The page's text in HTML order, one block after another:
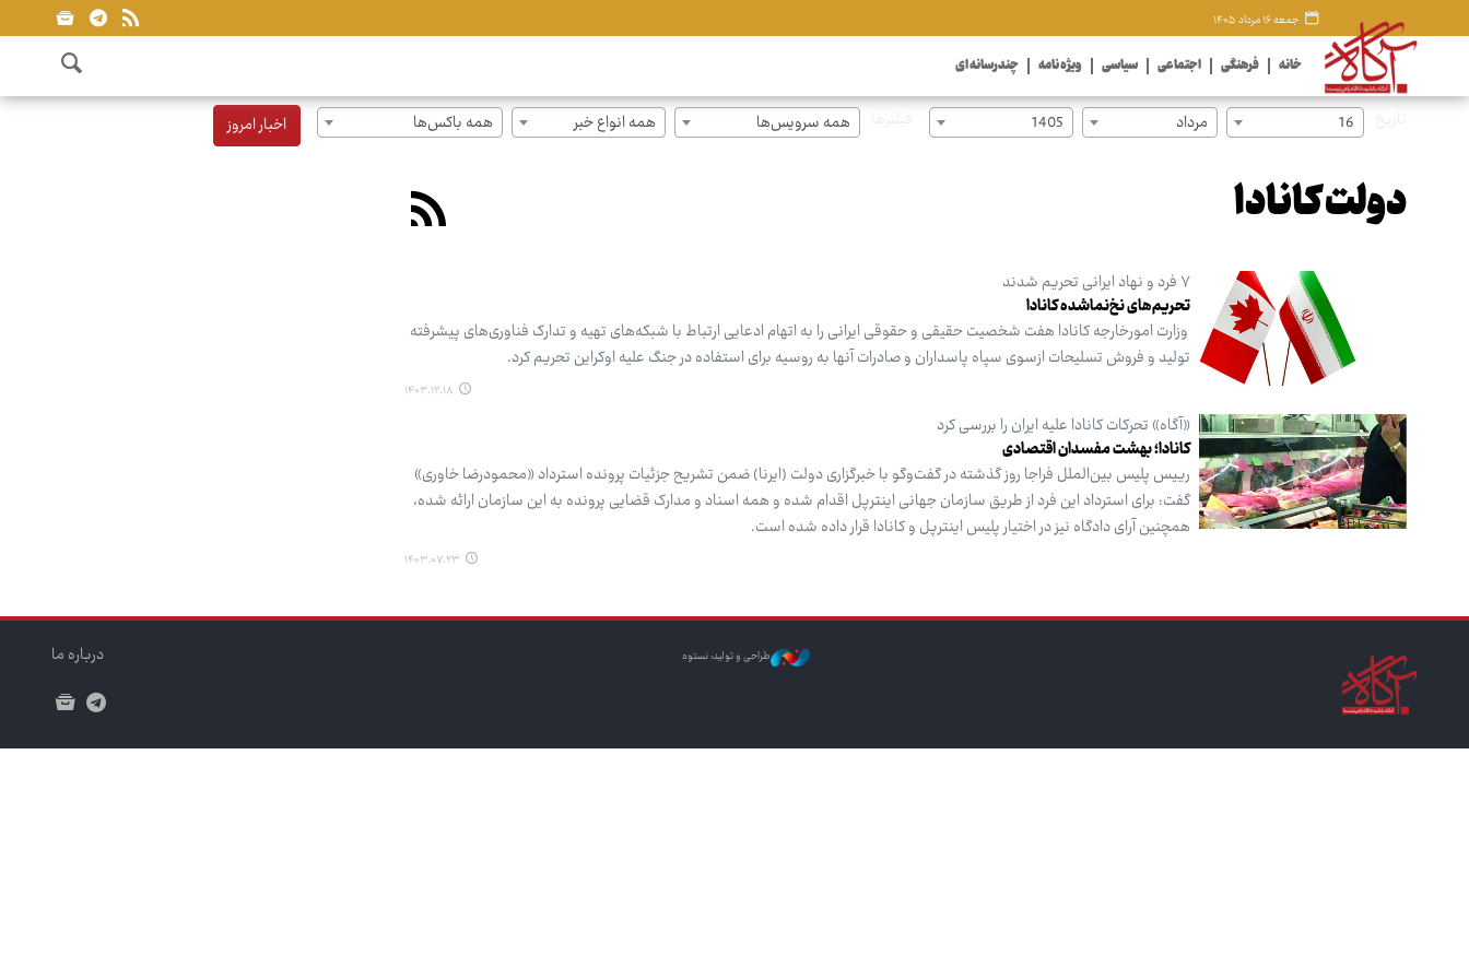
جمعه ۱۶ مرداد ۱۴۰۵
خانه فرهنگی اجتماعی سیاسی ویژه نامه چندرسانه ای
16 مرداد 1405 همه سرویس‌ها همه انواع خبر همه باکس‌ها اخبار امروز
دولت کانادا
۷ فرد و نهاد ایرانی تحریم شدند
تحریم‌های نخ‌نماشده کانادا
وزارت امورخارجه کانادا هفت شخصیت حقیقی و حقوقی ایرانی را به اتهام ادعایی ارتباط با شبکه‌های تهیه و تدارک فناوری‌های پیشرفته
تولید و فروش تسلیحات ازسوی سپاه پاسداران و صادرات آنها به روسیه برای استفاده در جنگ علیه اوکراین تحریم کرد.
۱۴۰۳.۱۲.۱۸
«آگاه» تحرکات کانادا علیه ایران را بررسی کرد
کانادا؛ بهشت مفسدان اقتصادی
رییس پلیس بین‌الملل فراجا روز گذشته در گفت‌وگو با خبرگزاری دولت (ایرنا) ضمن تشریح جزئیات پرونده استرداد «محمودرضا خاوری»
گفت: برای استرداد این فرد از طریق سازمان جهانی اینترپل اقدام شده و همه اسناد و مدارک قضایی پرونده به این سازمان ارائه شده،
همچنین آرای دادگاه نیز در اختیار پلیس اینترپل و کانادا قرار داده شده است.
۱۴۰۳.۰۷.۲۳
طراحی و تولید: نستوه درباره ما